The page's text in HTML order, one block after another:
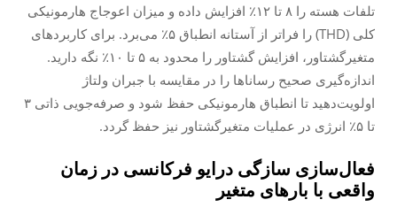
تلفات هسته را ۸ تا ۱۲٪ افزایش داده و میزان اعوجاج هارمونیکی
کلی (THD) را فراتر از آستانه انطباق ۵٪ می‌برد. برای کاربردهای
متغیرگشتاور، افزایش گشتاور را محدود به ۵ تا ۱۰٪ نگه دارید.
اندازه‌گیری صحیح رساناها را در مقایسه با جبران ولتاژ
اولویت‌دهید تا انطباق هارمونیکی حفظ شود و صرفه‌جویی ذاتی ۳
تا ۵٪ انرژی در عملیات متغیرگشتاور نیز حفظ گردد.
فعال‌سازی سازگی درایو فرکانسی در زمان
واقعی با بارهای متغیر